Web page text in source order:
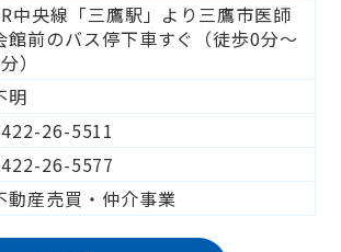
中央線「三鷹駅」より三鷹市医師
館前のバス停下車すぐ（徒歩0分～
）
明
26-5511
26-5577
動産売買・仲介事業